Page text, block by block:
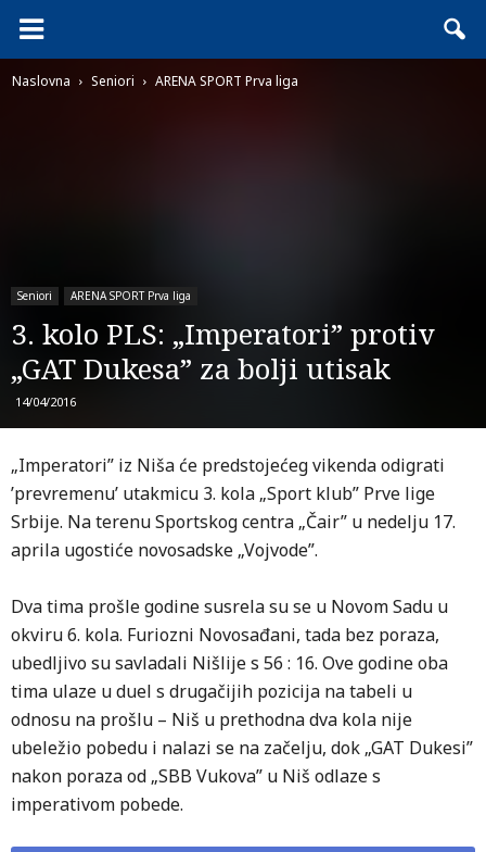
Naslovna Seniori ARENA SPORT Prva liga
Seniori ARENA SPORT Prva liga
3. kolo PLS: „Imperatori” protiv
„GAT Dukesa” za bolji utisak
14/04/2016
„Imperatori” iz Niša će predstojećeg vikenda odigrati
’prevremenu’ utakmicu 3. kola „Sport klub” Prve lige
Srbije. Na terenu Sportskog centra „Čair” u nedelju 17.
aprila ugostiće novosadske „Vojvode”.
Dva tima prošle godine susrela su se u Novom Sadu u
okviru 6. kola. Furiozni Novosađani, tada bez poraza,
ubedljivo su savladali Nišlije s 56 : 16. Ove godine oba
tima ulaze u duel s drugačijih pozicija na tabeli u
odnosu na prošlu – Niš u prethodna dva kola nije
ubeležio pobedu i nalazi se na začelju, dok „GAT Dukesi”
nakon poraza od „SBB Vukova” u Niš odlaze s
imperativom pobede.